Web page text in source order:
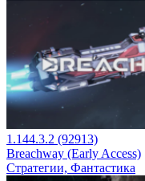
1.144.3.2 (92913)
Breachway (Early Access)
Стратегии, Фантастика